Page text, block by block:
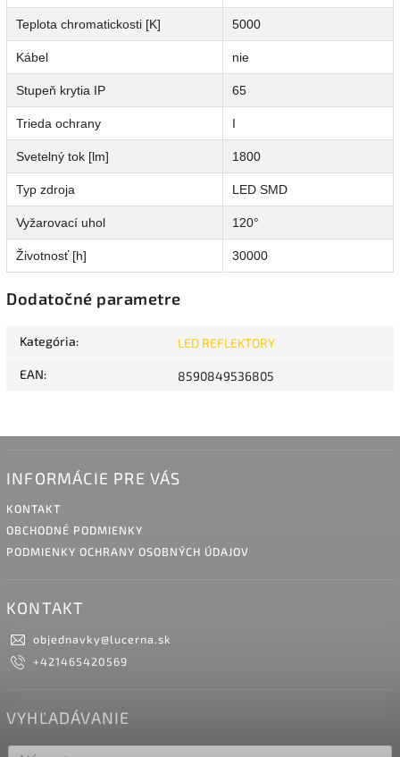
Teplota chromatickosti [K] 5000
Kábel nie
Stupeň krytia IP 65
Trieda ochrany I
Svetelný tok [lm] 1800
Typ zdroja LED SMD
Vyžarovací uhol 120°
Životnosť [h] 30000
Dodatočné parametre
Kategória: LED REFLEKTORY
EAN: 8590849536805
INFORMÁCIE PRE VÁS
KONTAKT
OBCHODNÉ PODMIENKY
PODMIENKY OCHRANY OSOBNÝCH ÚDAJOV
KONTAKT
objednavky@lucerna.sk
+421465420569
VYHĽADÁVANIE